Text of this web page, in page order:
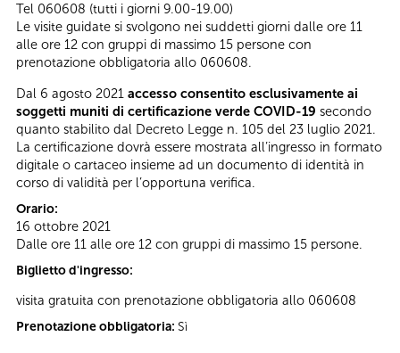
Tel 060608 (tutti i giorni 9.00-19.00)
Le visite guidate si svolgono nei suddetti giorni dalle ore 11
alle ore 12 con gruppi di massimo 15 persone con
prenotazione obbligatoria allo 060608.
Dal 6 agosto 2021 accesso consentito esclusivamente ai
soggetti muniti di certificazione verde COVID-19 secondo
quanto stabilito dal Decreto Legge n. 105 del 23 luglio 2021.
La certificazione dovrà essere mostrata all’ingresso in formato
digitale o cartaceo insieme ad un documento di identità in
corso di validità per l’opportuna verifica.
Orario:
16 ottobre 2021
Dalle ore 11 alle ore 12 con gruppi di massimo 15 persone.
Biglietto d'ingresso:
visita gratuita con prenotazione obbligatoria allo 060608
Prenotazione obbligatoria: Sì